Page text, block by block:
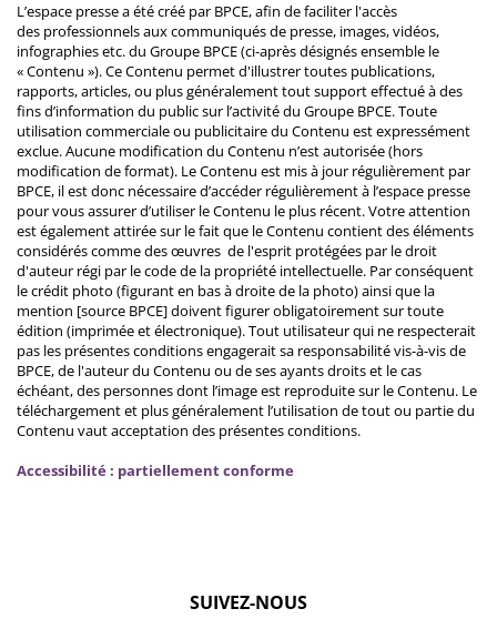
L’espace presse a été créé par BPCE, afin de faciliter l'accès
des professionnels aux communiqués de presse, images, vidéos,
infographies etc. du Groupe BPCE (ci-après désignés ensemble le
« Contenu »). Ce Contenu permet d'illustrer toutes publications,
rapports, articles, ou plus généralement tout support effectué à des
fins d’information du public sur l’activité du Groupe BPCE. Toute
utilisation commerciale ou publicitaire du Contenu est expressément
exclue. Aucune modification du Contenu n’est autorisée (hors
modification de format). Le Contenu est mis à jour régulièrement par
BPCE, il est donc nécessaire d’accéder régulièrement à l’espace presse
pour vous assurer d’utiliser le Contenu le plus récent. Votre attention
est également attirée sur le fait que le Contenu contient des éléments
considérés comme des œuvres de l'esprit protégées par le droit
d'auteur régi par le code de la propriété intellectuelle. Par conséquent
le crédit photo (figurant en bas à droite de la photo) ainsi que la
mention [source BPCE] doivent figurer obligatoirement sur toute
édition (imprimée et électronique). Tout utilisateur qui ne respecterait
pas les présentes conditions engagerait sa responsabilité vis-à-vis de
BPCE, de l'auteur du Contenu ou de ses ayants droits et le cas
échéant, des personnes dont l’image est reproduite sur le Contenu. Le
téléchargement et plus généralement l’utilisation de tout ou partie du
Contenu vaut acceptation des présentes conditions.
Accessibilité : partiellement conforme
SUIVEZ-NOUS